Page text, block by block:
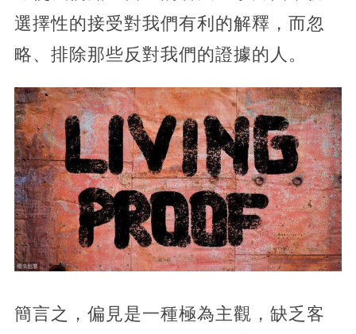
選擇性的接受對我們有利的解釋，而忽
略、排除那些反對我們的證據的人。
簡言之，偏見是一種極為主觀，缺乏客